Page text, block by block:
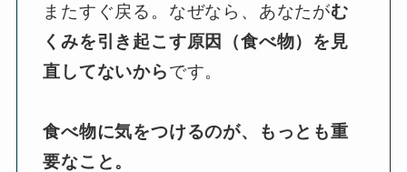
またすぐ戻る。なぜなら、あなたがむ
くみを引き起こす原因（食べ物）を見
直してないからです。
食べ物に気をつけるのが、もっとも重
要なこと。